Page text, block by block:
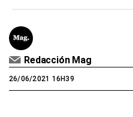
Redacción Mag
26/06/2021 16H39